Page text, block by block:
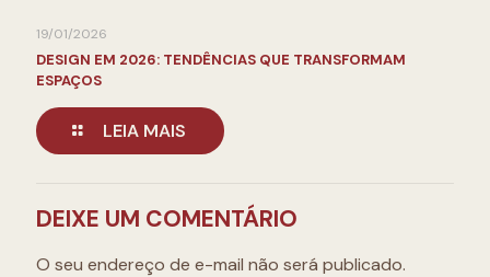
19/01/2026
DESIGN EM 2026: TENDÊNCIAS QUE TRANSFORMAM
ESPAÇOS
LEIA MAIS
DEIXE UM COMENTÁRIO
O seu endereço de e-mail não será publicado.